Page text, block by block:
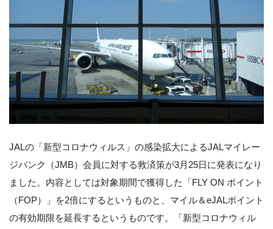
JALの「新型コロナウィルス」の感染拡大によるJALマイレー
ジバンク（JMB）会員に対する救済策が3月25日に発表になり
ました。内容としては対象期間で獲得した「FLY ON ポイント
（FOP）」を2倍にするというものと、マイル＆eJALポイント
の有効期限を延長するというものです。「新型コロナウィル